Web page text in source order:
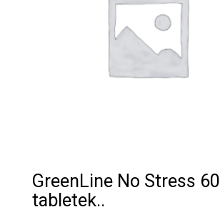
GreenLine No Stress 60
tabletek..